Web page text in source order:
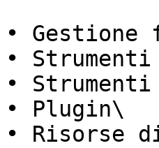
•
•
•
• Plugin\
• Risorse